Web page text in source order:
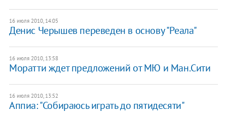
16 июля 2010, 14:05
Денис Черышев переведен в основу "Реала"
16 июля 2010, 13:58
Моратти ждет предложений от МЮ и Ман.Сити
16 июля 2010, 13:52
Аппиа: "Собираюсь играть до пятидесяти"